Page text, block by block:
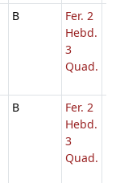
B
Fer. 2
Hebd.
3
Quad.
B
Fer. 2
Hebd.
3
Quad.